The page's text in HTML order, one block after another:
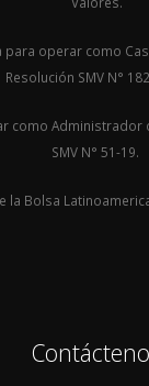
operar como
Resolución SMV N°
como Administrador
SMV N° 51-19.
la Bolsa